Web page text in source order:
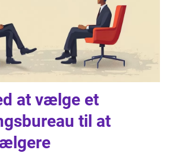
at vælge et
til at